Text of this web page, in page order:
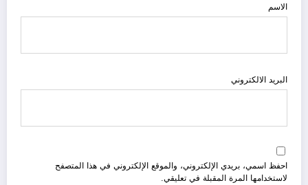
الاسم
البريد الالكتروني
احفظ اسمي، بريدي الإلكتروني، والموقع الإلكتروني في هذا المتصفح
لاستخدامها المرة المقبلة في تعليقي.